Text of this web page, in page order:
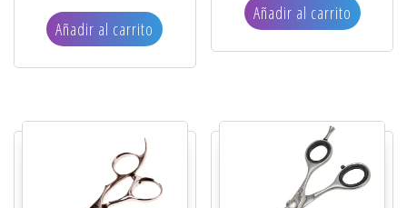
Añadir al carrito
Añadir al carrito